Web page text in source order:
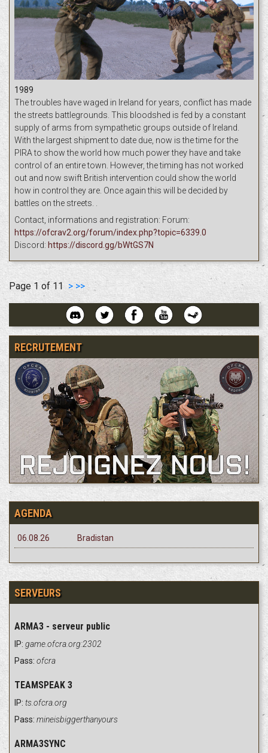
1989
The troubles have waged in Ireland for years, conflict has made
the streets battlegrounds. This bloodshed is fed by a constant
supply of arms from sympathetic groups outside of Ireland.
With the largest shipment to date due, now is the time for the
PIRA to show the world how much power they have and take
control of an entire town. However, the timing has not worked
out and now swift British intervention could show the world
how in control they are. Once again this will be decided by
battles on the streets. .
Contact, informations and registration: Forum:
https://ofcrav2.org/forum/index.php?topic=6339.0
Discord: https://discord.gg/bWtGS7N
Page 1 of 11 > >>
RECRUTEMENT
AGENDA
06.08.26 Bradistan
SERVEURS
ARMA3 - serveur public
IP: game.ofcra.org:2302
Pass: ofcra
TEAMSPEAK 3
IP: ts.ofcra.org
Pass: mineisbiggerthanyours
ARMA3SYNC